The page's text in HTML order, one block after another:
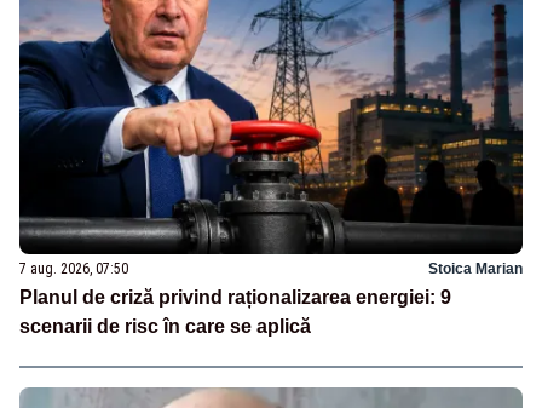
7 aug. 2026, 07:50 Stoica Marian
Planul de criză privind raționalizarea energiei: 9
scenarii de risc în care se aplică